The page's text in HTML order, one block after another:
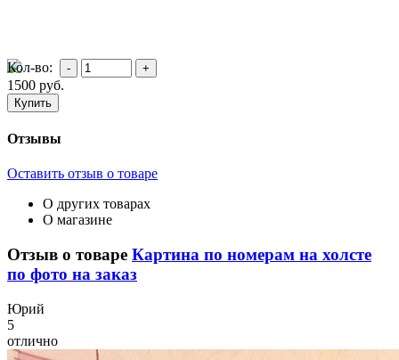
Кол-во:
1500 руб.
Отзывы
Оставить отзыв о товаре
О других товарах
О магазине
Отзыв о товаре Картина по номерам на холсте
по фото на заказ
Юрий
5
отлично